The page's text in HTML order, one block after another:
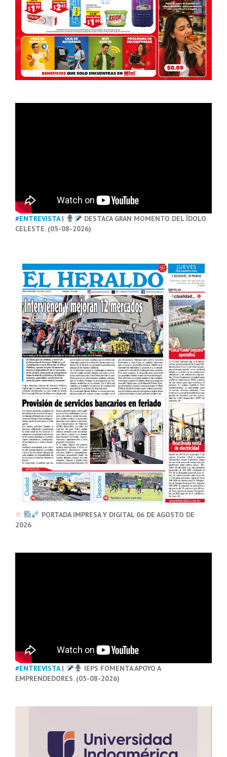
#ENTREVISTA|
DESTACA GRAN MOMENTO DEL ÍDOLO
CELESTE. (05-08-2026)
PORTADA IMPRESA Y DIGITAL 06 DE AGOSTO DE
2026
#ENTREVISTA|
IEPS FOMENTA APOYO A
EMPRENDEDORES. (05-08-2026)